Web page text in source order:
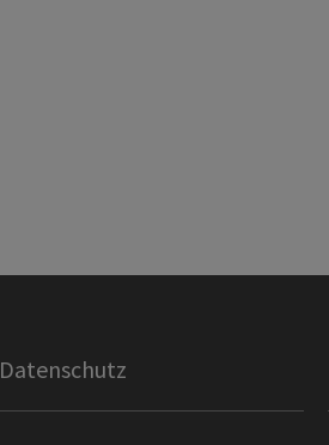
Datenschutz